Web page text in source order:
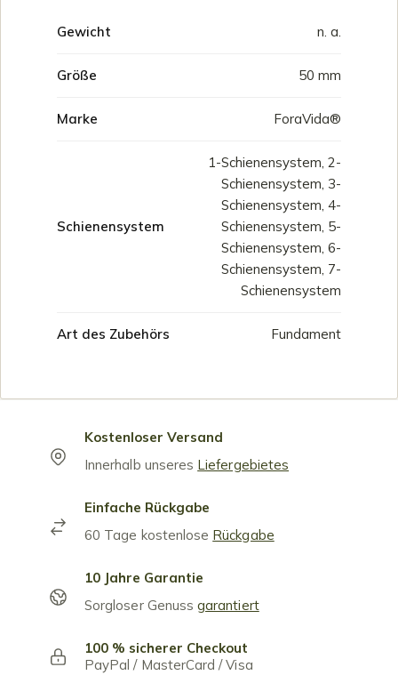
Gewicht n. a.
Größe 50 mm
Marke ForaVida®
Schienensystem
1-Schienensystem, 2-
Schienensystem, 3-
Schienensystem, 4-
Schienensystem, 5-
Schienensystem, 6-
Schienensystem, 7-
Schienensystem
Art des Zubehörs Fundament
Kostenloser Versand
Innerhalb unseres Liefergebietes
Einfache Rückgabe
60 Tage kostenlose Rückgabe
10 Jahre Garantie
Sorgloser Genussgarantiert
100 % sicherer Checkout
PayPal / MasterCard / Visa